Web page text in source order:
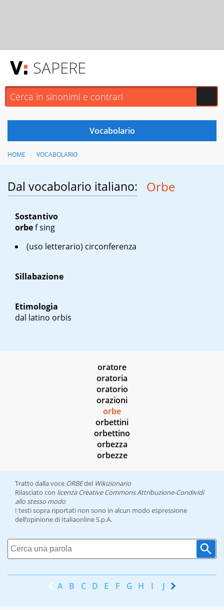
SAPERE
HOME VOCABOLARIO
Dal vocabolario italiano: Orbe
Sostantivo
orbef sing
(uso letterario) circonferenza
Sillabazione
Etimologia
dal latino orbis
oratore
oratoria
oratorio
orazioni
orbe
orbettini
orbettino
orbezza
orbezze
Tratto dalla voce ORBEdel Wikizionario
Rilasciato con licenza Creative Commons Attribuzione-Condividi
allo stesso modo
I testi sopra riportati non sono in alcun modo espressione
dell’opinione di Italiaonline S.p.A.
A B C D E F G H I J K